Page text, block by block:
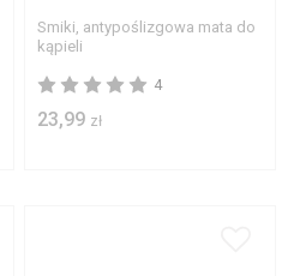
Smiki, antypoślizgowa mata do
kąpieli
4
23,99 zł